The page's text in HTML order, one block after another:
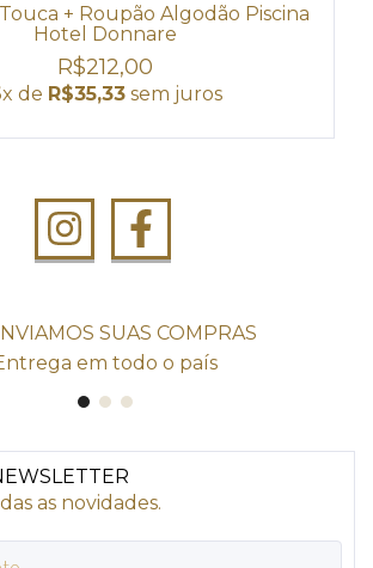
+ Roupão Algodão Piscina
Hotel Donnare
R$212,00
x de R$35,33sem juros
SUAS COMPRAS
em todo o país
as novidades.